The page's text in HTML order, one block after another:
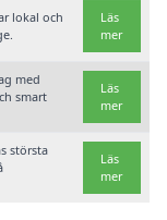
lokal och
Läs
mer
med
smart
Läs
mer
största
Läs
mer